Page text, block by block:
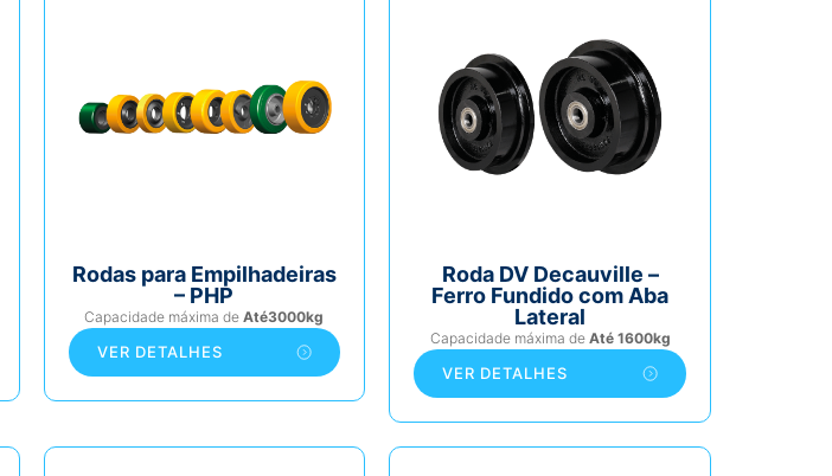
Rodas para Empilhadeiras
– PHP
Capacidade máxima deAté3000kg
VER DETALHES
Roda DV Decauville –
Ferro Fundido com Aba
Lateral
Capacidade máxima de Até 1600kg
VER DETALHES